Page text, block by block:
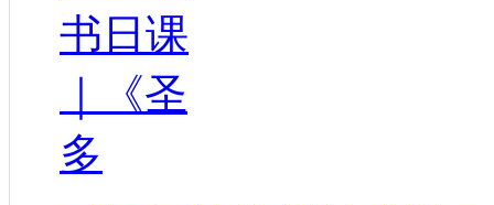
书日课
｜《圣
多